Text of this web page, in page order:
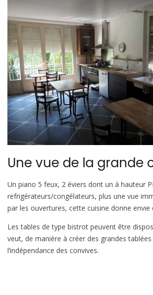
Une vue de la grande
Un piano 5 feux, 2 éviers dont un à hauteur
refrigérateurs/congélateurs, plus une vue
par les ouvertures, cette cuisine donne envie
Les tables de type bistrot peuvent être
veut, de manière à créer des grandes
l’indépendance des convives.